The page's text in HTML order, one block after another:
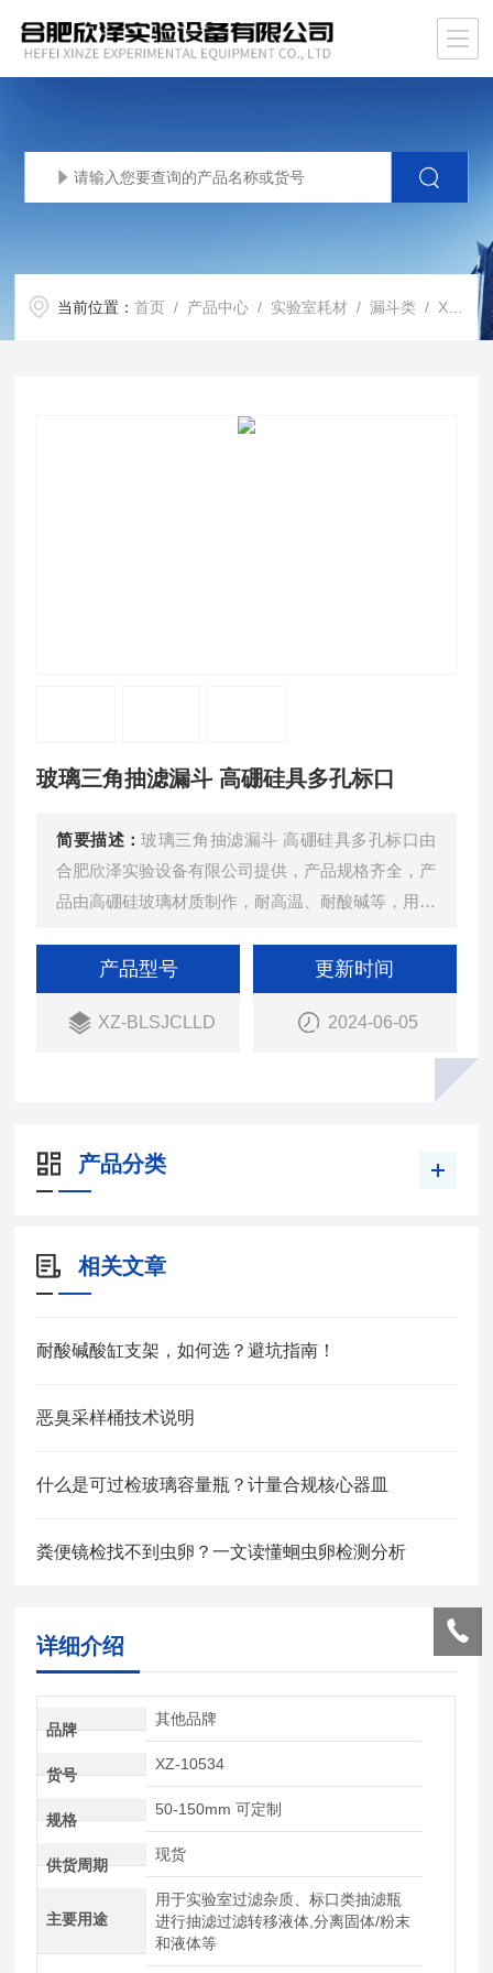
当前位置：首页 / 产品中心 / 实验室耗材 /漏斗类 / XZ-BLSJCLLD玻璃三角抽滤漏斗 高硼硅具多孔标口
玻璃三角抽滤漏斗 高硼硅具多孔标口
简要描述：玻璃三角抽滤漏斗 高硼硅具多孔标口由
合肥欣泽实验设备有限公司提供，产品规格齐全，产
品由高硼硅玻璃材质制作，耐高温、耐酸碱等，用于
体,分离固体/粉末和液体等
产品型号
XZ-BLSJCLLD
更新时间
2024-06-05
产品分类
相关文章
耐酸碱酸缸支架，如何选？避坑指南！
恶臭采样桶技术说明
什么是可过检玻璃容量瓶？计量合规核心器皿
粪便镜检找不到虫卵？一文读懂蛔虫卵检测分析
详细介绍
品牌
其他品牌
货号
XZ-10534
规格
50-150mm 可定制
供货周期
现货
主要用途
用于实验室过滤杂质、标口类抽滤瓶
进行抽滤过滤转移液体,分离固体/粉末
和液体等